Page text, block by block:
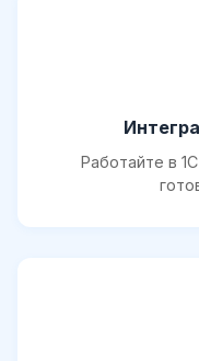
Работайте в